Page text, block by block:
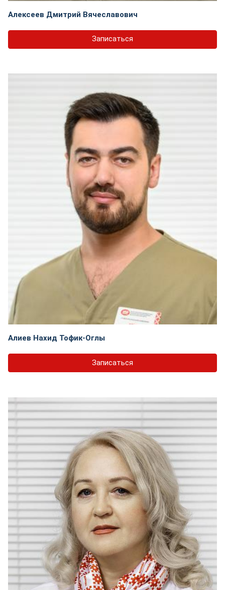
Алексеев Дмитрий Вячеславович
Записаться
Алиев Нахид Тофик-Оглы
Записаться